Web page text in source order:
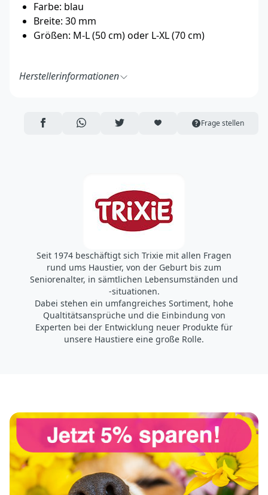
Farbe: blau
Breite: 30 mm
Größen: M-L (50 cm) oder L-XL (70 cm)
Herstellerinformationen
24963 Tarp
Deutschland
AUF FACEBOOK TEILEN
ÜBER WHATSAPP TEILEN
AUF TWITTER TEILENARTIKEL AUF DIE MERKLISTE
Frage stellen
Seit 1974 beschäftigt sich Trixie mit allen Fragen
rund ums Haustier, von der Geburt bis zum
Seniorenalter, in sämtlichen Lebensumständen und
-situationen.
Dabei stehen ein umfangreiches Sortiment, hohe
Qualtitätsansprüche und die Einbindung von
Experten bei der Entwicklung neuer Produkte für
unsere Haustiere eine große Rolle.